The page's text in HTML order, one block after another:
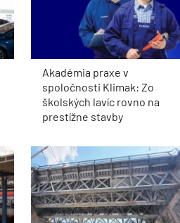
Akadémia praxe v
spoločnosti Klimak: Zo
školských lavíc rovno na
prestížne stavby